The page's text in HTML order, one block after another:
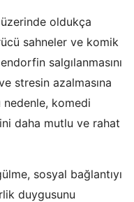
oldukça
sahneler ve komik
salgılanmasını
stresin azalmasına
nedenle, komedi
daha mutlu ve rahat
sosyal bağlantıyı
duygusunu